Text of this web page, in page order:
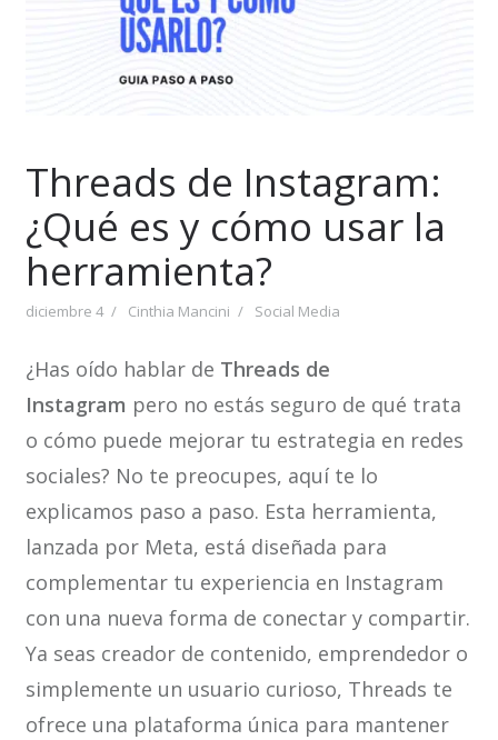
Threads de Instagram:
¿Qué es y cómo usar la
herramienta?
diciembre 4 Cinthia Mancini Social Media
¿Has oído hablar de Threads de
Instagram pero no estás seguro de qué trata
o cómo puede mejorar tu estrategia en redes
sociales? No te preocupes, aquí te lo
explicamos paso a paso. Esta herramienta,
lanzada por Meta, está diseñada para
complementar tu experiencia en Instagram
con una nueva forma de conectar y compartir.
Ya seas creador de contenido, emprendedor o
simplemente un usuario curioso, Threads te
ofrece una plataforma única para mantener